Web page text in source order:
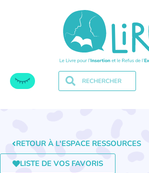
RETOUR À L'ESPACE RESSOURCES
LISTE DE VOS FAVORIS